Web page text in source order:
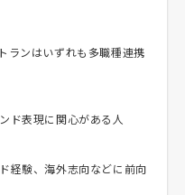
ランはいずれも多職種連携
ド表現に関心がある人
経験、海外志向などに前向